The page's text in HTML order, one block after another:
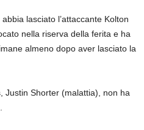
lasciato l’attaccante Kolton
nella riserva della ferita e ha
almeno dopo aver lasciato la
Justin Shorter (malattia), non ha